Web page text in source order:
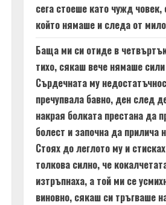
сега стоеше като чужд човек,
който нямаше и следа от
Баща ми си отиде в
тихо, сякаш вече нямаше
Сърдечната му
пречупвала бавно, ден след
накрая болката престана да
болест и започна да прилича
Стоях до леглото му и
толкова силно, че
изтръпнаха, а той ми се
виновно, сякаш си тръгваше